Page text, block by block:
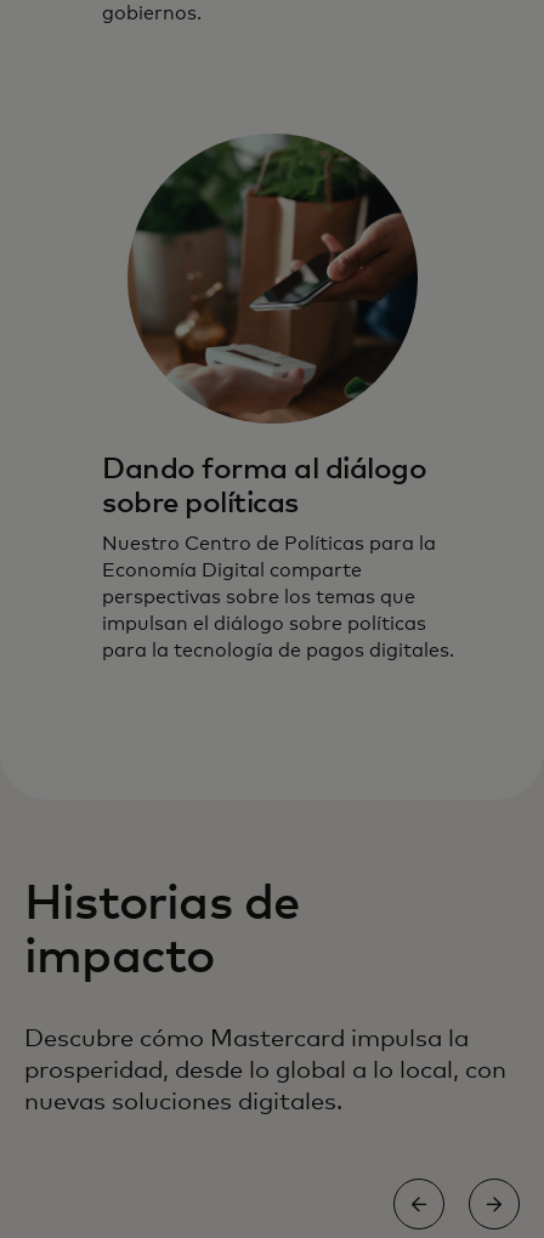
gobiernos.
Dando forma al diálogo
sobre políticas
Nuestro Centro de Políticas para la
Economía Digital comparte
perspectivas sobre los temas que
impulsan el diálogo sobre políticas
para la tecnología de pagos digitales.
Historias de
impacto
Descubre cómo Mastercard impulsa la
prosperidad, desde lo global a lo local, con
nuevas soluciones digitales.